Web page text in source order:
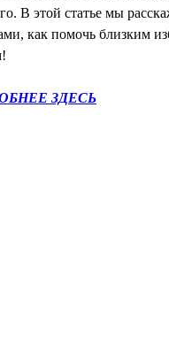
В этой статье мы
как помочь близким
ЗДЕСЬ